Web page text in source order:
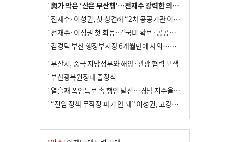
與가 막은 ‘산은 부산행’…전재수 강력한 의지 표명 없인 공염불
전재수·이성권, 첫 상견례 “2차 공공기관 이전 초당 협력”(종합)
전재수·이성권 첫 회동…“국비 확보·공공기관 이전 협력”
김경덕 부산 행정부시장 6개월만에 사의…후임 인선 촉각
부산시, 중국 지방정부와 해양·관광 협력 모색
부산광복원정대 출정식
열흘째 폭염특보 속 행인 탈진…경남 저수율 평년의 절반
“전임 정책 무작정 파기 안 돼” 이성권, 고강도 ‘전재수 견제’ 예고